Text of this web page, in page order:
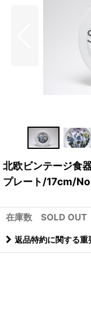
北欧ビンテージ食
プレート/17cm/
在庫数 SOLD OUT
返品特約に関する重